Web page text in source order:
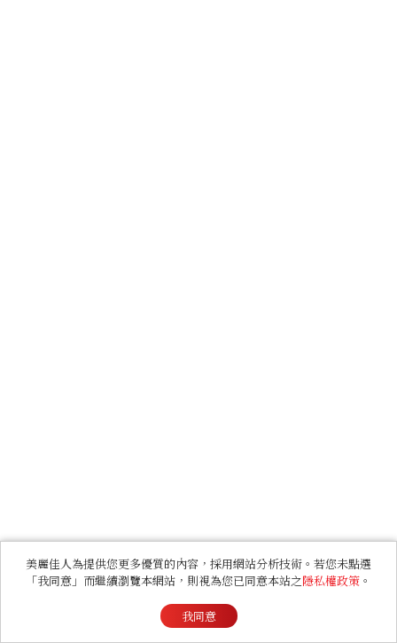
美麗佳人為提供您更多優質的內容，採用網站分析技術。若您未點選
「我同意」而繼續瀏覽本網站，則視為您已同意本站之隱私權政策 。
我同意